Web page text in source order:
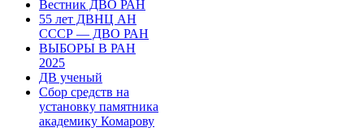
Вестник ДВО РАН
55 лет ДВНЦ АН
СССР — ДВО РАН
ВЫБОРЫ В РАН
2025
ДВ ученый
Сбор средств на
установку памятника
академику Комарову